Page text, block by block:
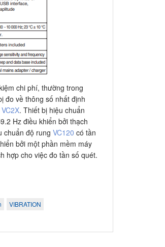
chi phí, thường trong
đo về thông số nhất định
VC2X. Thiết bị hiệu chuẩn
Hz điều khiển bởi thạch
chuẩn độ rung VC120 có tần
bởi một phần mềm máy
hợp cho việc đo tần số quét.
VIBRATION